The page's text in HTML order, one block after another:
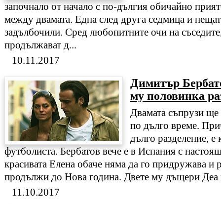
започнало от начало с по-дългия обичайно
между двамата. Една след друга седмица и
задълбочили. Сред любопитните очи на
продължават д...
10.11.2017
Димитър
му половинка
Двамата съпрузи ще
по дълго време.
дълго разделение, е
футболиста. Бербатов вече е в Испания с
красивата Елена обаче няма да го придружава и
продължи до Нова година. Двете му дъщери Деа
11.10.2017